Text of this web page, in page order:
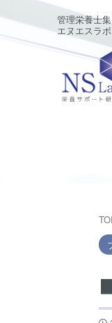
管理栄養士
エヌエスラボ